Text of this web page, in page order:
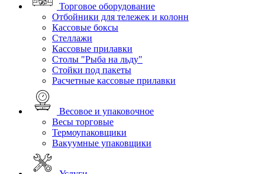
Торговое оборудование
Отбойники для тележек и колонн
Кассовые боксы
Стеллажи
Кассовые прилавки
Столы "Рыба на льду"
Стойки под пакеты
Расчетные кассовые прилавки
Весовое и упаковочное
Весы торговые
Термоупаковщики
Вакуумные упаковщики